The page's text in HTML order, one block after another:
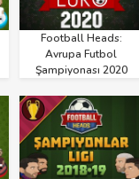
Football Heads:
Avrupa Futbol
Şampiyonası 2020